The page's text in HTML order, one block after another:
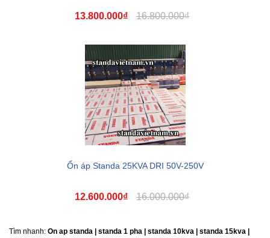
13.800.000₫ 16.800.000₫
Ổn áp Standa 25KVA DRI 50V-250V
12.600.000₫ 16.000.000₫
Tìm nhanh: On ap standa | standa 1 pha | standa 10kva | standa 15kva |